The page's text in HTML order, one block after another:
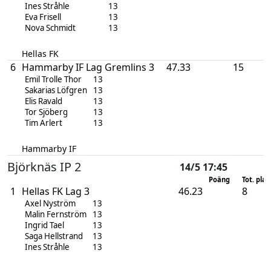
Ines Stråhle
13
Eva Frisell
13
Nova Schmidt
13
Hellas FK
6 Hammarby IF Lag Gremlins 3
Emil Trolle Thor
13
Sakarias Löfgren
13
Elis Ravald
13
Tor Sjöberg
13
Tim Arlert
13
Hammarby IF
47.33 15
Björknäs IP 2 14/5 17:45
Poäng Tot. plac.
1 Hellas FK Lag 3
Axel Nyström
13
Malin Fernström
13
Ingrid Tael
13
Saga Hellstrand
13
Ines Stråhle
13
46.23 8